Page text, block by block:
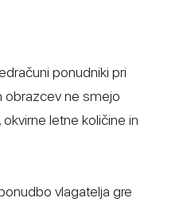
ponudniki pri
obrazcev ne smejo
letne količine in
vlagatelja gre